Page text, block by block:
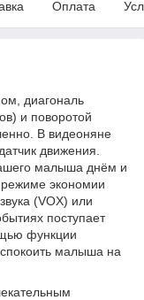
Оплата
диагональ
и поворотой
В видеоняне
движения.
малыша днём и
экономии
(VOX) или
поступает
функции
малыша на